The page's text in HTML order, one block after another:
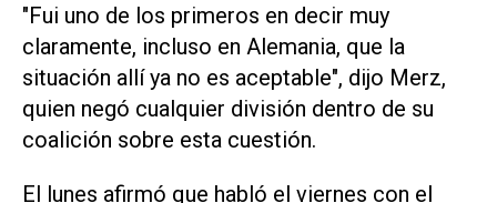
"Fui uno de los primeros en decir muy
claramente, incluso en Alemania, que la
situación allí ya no es aceptable", dijo Merz,
quien negó cualquier división dentro de su
coalición sobre esta cuestión.
El lunes afirmó que habló el viernes con el